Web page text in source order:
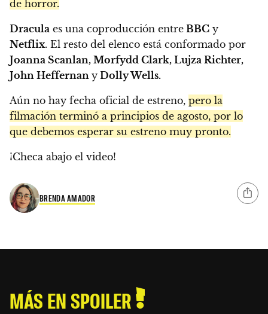
de horror.
Dracula es una coproducción entre BBC y
Netflix. El resto del elenco está conformado por
Joanna Scanlan, Morfydd Clark, Lujza Richter,
John Heffernan y Dolly Wells.
Aún no hay fecha oficial de estreno, pero la
filmación terminó a principios de agosto, por lo
que debemos esperar su estreno muy pronto.
¡Checa abajo el video!
BRENDA AMADOR
MÁS EN SPOILER